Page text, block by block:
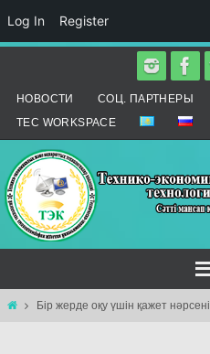
content
Log In Register
НОВОСТИ СОЦ. ПАРТНЕРЫ
TEC WORKSPACE
HomeБір жерде оқу үшін қажет